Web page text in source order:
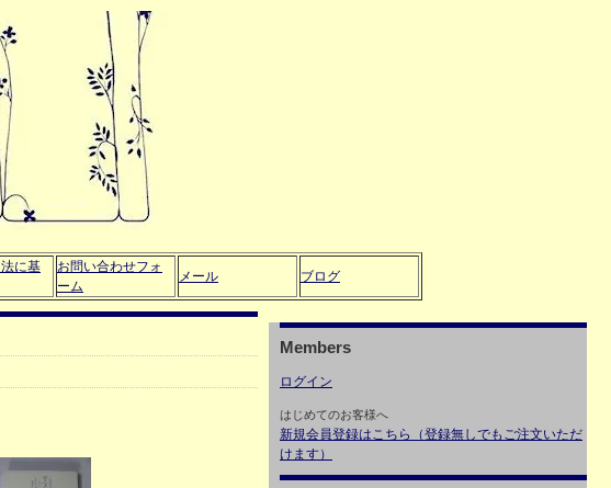
に基
お問い合わせフォ
ーム
メール ブログ
Members
ログイン
はじめてのお客様へ
新規会員登録はこちら（登録無しでもご注文いただ
けます）